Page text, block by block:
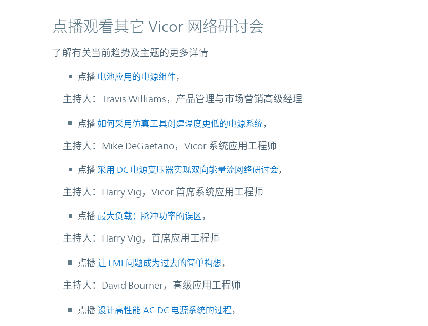
点播观看其它 Vicor 网络研讨会
了解有关当前趋势及主题的更多详情
点播 电池应用的电源组件 ，
主持人：Travis Williams，产品管理与市场营销高级经理
点播 如何采用仿真工具创建温度更低的电源系统，
主持人：Mike DeGaetano，Vicor 系统应用工程师
点播 采用 DC 电源变压器实现双向能量流网络研讨会 ，
主持人：Harry Vig，Vicor 首席系统应用工程师
点播 最大负载：脉冲功率的误区 ，
主持人：Harry Vig，首席应用工程师
点播 让 EMI 问题成为过去的简单构想 ，
主持人：David Bourner，高级应用工程师
点播 设计高性能 AC-DC 电源系统的过程 ，